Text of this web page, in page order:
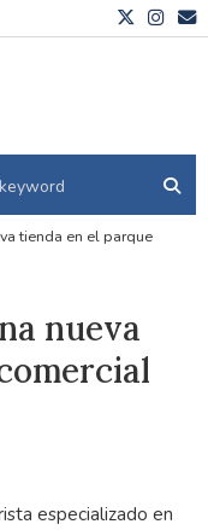
tienda en el parque
nueva
especializado en